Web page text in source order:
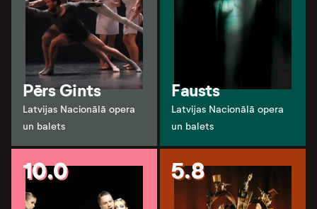
Pērs Gints
Latvijas Nacionālā opera
un balets
Fausts
Latvijas Nacionālā opera
un balets
10.0 5.8